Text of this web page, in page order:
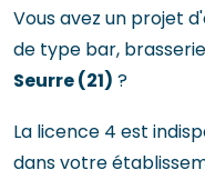
Vous avez un projet
de type bar,
Seurre (21) ?
La licence 4 est
dans votre